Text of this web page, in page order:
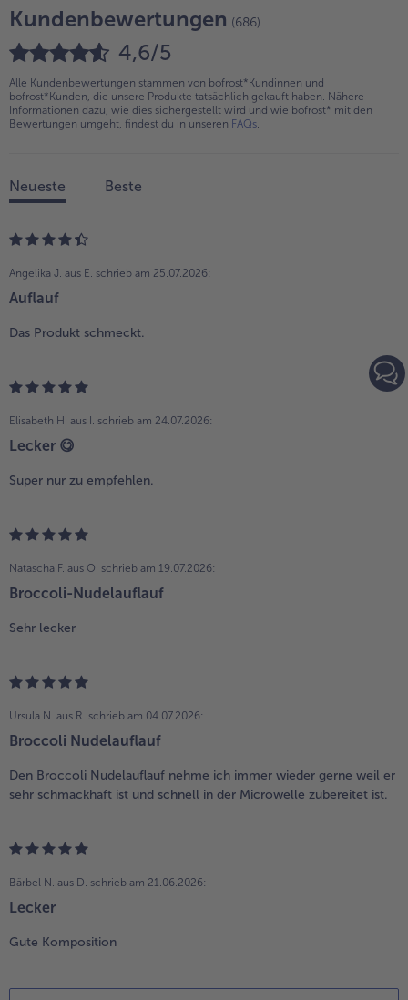
Kundenbewertungen (686)
4,6/5
Alle Kundenbewertungen stammen von bofrost*Kundinnen und
bofrost*Kunden, die unsere Produkte tatsächlich gekauft haben. Nähere
Informationen dazu, wie dies sichergestellt wird und wie bofrost* mit den
Bewertungen umgeht, findest du in unseren FAQs.
Neueste Beste
Angelika J. aus E. schrieb am 25.07.2026:
Auflauf
Das Produkt schmeckt.
Elisabeth H. aus I. schrieb am 24.07.2026:
Lecker 😋
Super nur zu empfehlen.
Natascha F. aus O. schrieb am 19.07.2026:
Broccoli-Nudelauflauf
Sehr lecker
Ursula N. aus R. schrieb am 04.07.2026:
Broccoli Nudelauflauf
Den Broccoli Nudelauflauf nehme ich immer wieder gerne weil er
sehr schmackhaft ist und schnell in der Microwelle zubereitet ist.
Bärbel N. aus D. schrieb am 21.06.2026:
Lecker
Gute Komposition